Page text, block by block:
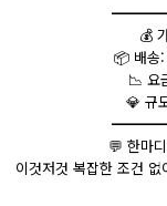
💰
📦 배송
📉 요
💎규
💬 한마
이것저것 복잡한 조건